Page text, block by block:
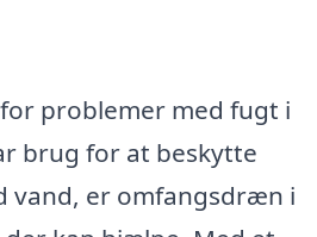
problemer med fugt i
brug for at beskytte
vand, er omfangsdræn i